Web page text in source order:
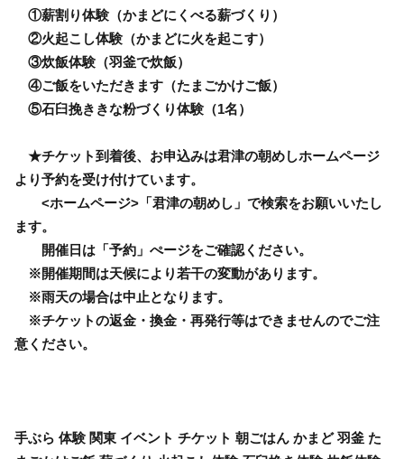
①薪割り体験（かまどにくべる薪づくり）
②火起こし体験（かまどに火を起こす）
③炊飯体験（羽釜で炊飯）
④ご飯をいただきます（たまごかけご飯）
⑤石臼挽ききな粉づくり体験（1名）
★チケット到着後、お申込みは君津の朝めしホームページ
より予約を受け付けています。
<ホームページ>「君津の朝めし」で検索をお願いいたし
ます。
開催日は「予約」ぺージをご確認ください。
※開催期間は天候により若干の変動があります。
※雨天の場合は中止となります。
※チケットの返金・換金・再発行等はできませんのでご注
意ください。
手ぶら 体験 関東 イベント チケット 朝ごはん かまど 羽釜 た